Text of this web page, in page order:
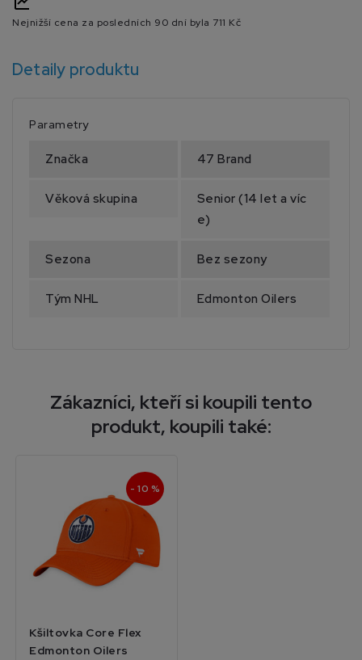
Nejnižší cena za posledních 90 dní byla 711 Kč
Detaily produktu
Parametry
Značka 47 Brand
Věková skupina
Senior (14 let a víc
e)
Sezona Bez sezony
Tým NHL Edmonton Oilers
Zákazníci, kteří si koupili tento
produkt, koupili také:
- 10 %
Kšiltovka Core Flex
Edmonton Oilers